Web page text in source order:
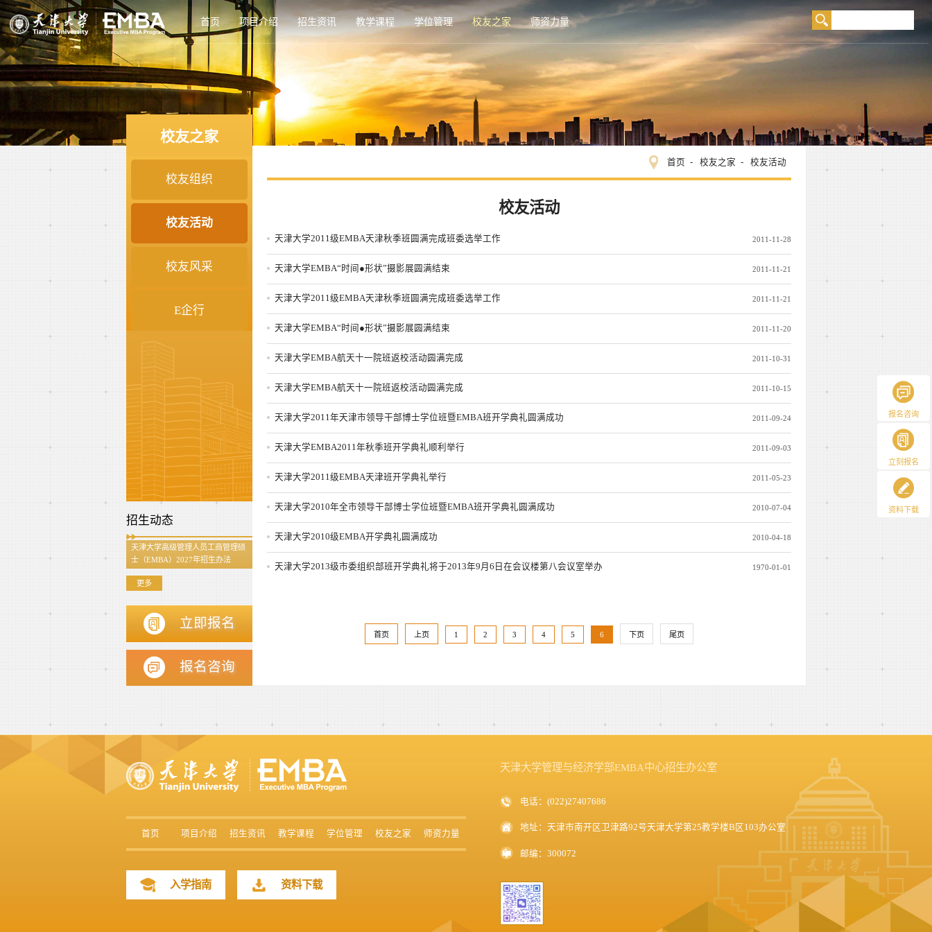
首页 项目介绍 招生资讯 教学课程 学位管理 校友之家 师资力量
首页 校友之家 校友活动
校友活动
天津大学2011级EMBA天津秋季班圆满完成班委选举工作 2011-11-28
天津大学EMBA“时间●形状”摄影展圆满结束 2011-11-21
天津大学2011级EMBA天津秋季班圆满完成班委选举工作 2011-11-21
天津大学EMBA“时间●形状”摄影展圆满结束 2011-11-20
天津大学EMBA航天十一院班返校活动圆满完成 2011-10-31
天津大学EMBA航天十一院班返校活动圆满完成 2011-10-15
天津大学2011年天津市领导干部博士学位班暨EMBA班开学典礼圆满成功 2011-09-24
天津大学EMBA2011年秋季班开学典礼顺利举行 2011-09-03
天津大学2011级EMBA天津班开学典礼举行 2011-05-23
天津大学2010年全市领导干部博士学位班暨EMBA班开学典礼圆满成功 2010-07-04
天津大学2010级EMBA开学典礼圆满成功 2010-04-18
天津大学2013级市委组织部班开学典礼将于2013年9月6日在会议楼第八会议室举办 1970-01-01
首页 上页 1 2 3 4 5 6 下页 尾页
校友之家
校友组织
校友活动
校友风采
E企行
招生动态
天津大学高级管理人员工商管理硕
士（EMBA）2027年招生办法
更多
立即报名
报名咨询
首页 项目介绍 招生资讯 教学课程 学位管理 校友之家 师资力量
入学指南 资料下载
天津大学管理与经济学部EMBA中心招生办公室
电话：(022)27407686
地址：天津市南开区卫津路92号天津大学第25教学楼B区103办公室
邮编：300072
报名咨询
立刻报名
资料下载